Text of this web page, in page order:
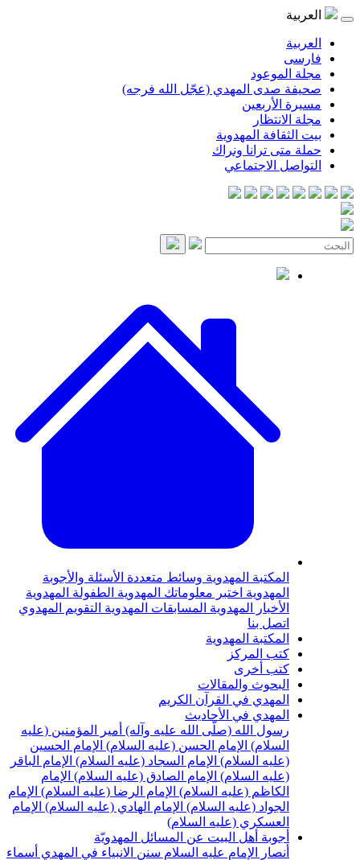
العربية
العربية
فارسی
مجلة الموعود
صحيفة صدى المهدي (عجّل الله فرجه)
مسيرة الأربعين
مجلة الانتظار
بيت الثقافة المهدوية
حملة متى ترانا ونراك
التواصل الاجتماعي
المكتبة المهدوية وسائط متعددة الأسئلة والأجوبة
المهدوية اختبر معلوماتك المهدوية الطفولة المهدوية
الأخبار المهدوية المسابقات المهدوية التقويم المهدوي
اتصل بنا
المكتبة المهدوية
كتب المركز
كتب أخرى
البحوث والمقالات
المهدي في القرآن الكريم
المهدي في الأحاديث
رسول الله (صلّى الله عليه وآله) أمير المؤمنين (عليه
السلام) الإمام الحسن (عليه السلام) الإمام الحسين
(عليه السلام) الإمام السجاد (عليه السلام) الإمام الباقر
(عليه السلام) الإمام الصادق (عليه السلام) الإمام
الكاظم (عليه السلام) الإمام الرضا (عليه السلام) الإمام
الجواد (عليه السلام) الإمام الهادي (عليه السلام) الإمام
العسكري (عليه السلام)
أجوبة أهل البيت عن المسائل المهدويّة
أنصار الإمام عليه السلام سنن الانبياء في المهدي أسماء